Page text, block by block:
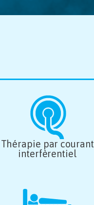
Thérapie par courant
interfèrentiel